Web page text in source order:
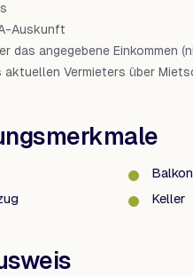
Auskunft
das angegebene Einkommen
aktuellen Vermieters über
Balkon
Keller